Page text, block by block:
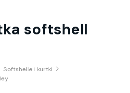
softshell
Softshelle i kurtki